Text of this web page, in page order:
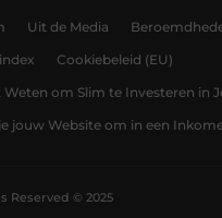
Uit de Media
Cookiebeleid (EU)
om Slim te Investeren in
jouw Website om in een
Reserved © 2025